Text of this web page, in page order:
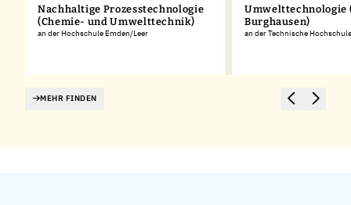
Nachhaltige Prozesstechnologie
(Chemie- und Umwelttechnik)
an der Hochschule Emden/Leer
Umwelttechnologie
Burghausen)
an der Technische
MEHR FINDEN